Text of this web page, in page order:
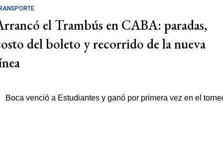
el Trambús en CABA: paradas,
del boleto y recorrido de la nueva